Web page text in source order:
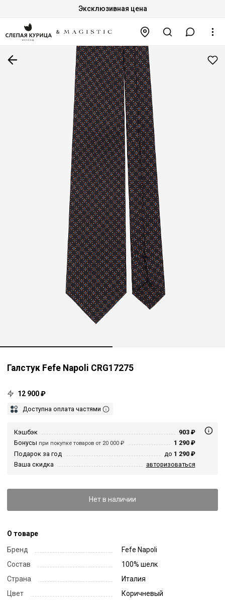
Эксклюзивная цена
Галстук Fefe Napoli CRG17275
12 900 ₽
Доступна оплата частями
Кэшбэк
903 ₽
Бонусы при покупке товаров от 20 000 ₽
1 290 ₽
Подарок за год
до 1 290 ₽
Ваша скидка
авторизоваться
Нет в наличии
О товаре
Бренд
Fefe Napoli
Состав
100% шелк
Страна
Италия
Цвет
Коричневый